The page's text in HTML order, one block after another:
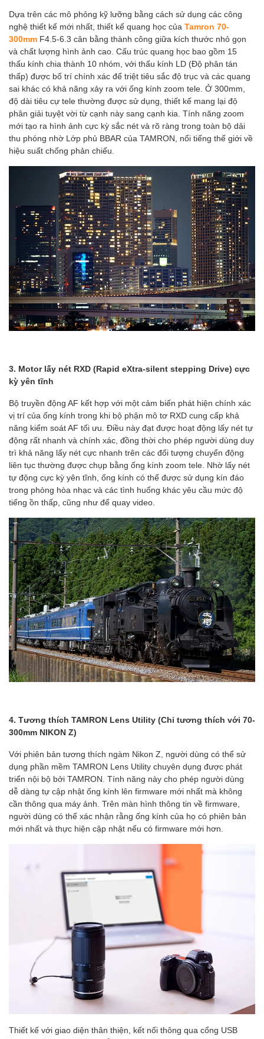
Dựa trên các mô phỏng kỹ lưỡng bằng cách sử dụng các công
nghệ thiết kế mới nhất, thiết kế quang học của Tamron 70-
300mm F4.5-6.3 cân bằng thành công giữa kích thước nhỏ gọn
và chất lượng hình ảnh cao. Cấu trúc quang học bao gồm 15
thấu kính chia thành 10 nhóm, với thấu kính LD (Độ phân tán
thấp) được bố trí chính xác để triệt tiêu sắc độ trục và các quang
sai khác có khả năng xảy ra với ống kính zoom tele. Ở 300mm,
độ dài tiêu cự tele thường được sử dụng, thiết kế mang lại độ
phân giải tuyệt vời từ cạnh này sang cạnh kia. Tính năng zoom
mới tạo ra hình ảnh cực kỳ sắc nét và rõ ràng trong toàn bộ dải
thu phóng nhờ Lớp phủ BBAR của TAMRON, nổi tiếng thế giới về
hiệu suất chống phản chiếu.
3. Motor lấy nét RXD (Rapid eXtra-silent stepping Drive) cực
kỳ yên tĩnh
Bộ truyền động AF kết hợp với một cảm biến phát hiện chính xác
vị trí của ống kính trong khi bộ phận mô tơ RXD cung cấp khả
năng kiểm soát AF tối ưu. Điều này đạt được hoạt động lấy nét tự
động rất nhanh và chính xác, đồng thời cho phép người dùng duy
trì khả năng lấy nét cực nhanh trên các đối tượng chuyển động
liên tục thường được chụp bằng ống kính zoom tele. Nhờ lấy nét
tự động cực kỳ yên tĩnh, ống kính có thể được sử dụng kín đáo
trong phòng hòa nhạc và các tình huống khác yêu cầu mức độ
tiếng ồn thấp, cũng như để quay video.
4. Tương thích TAMRON Lens Utility (Chỉ tương thích với 70-
300mm NIKON Z)
Với phiên bản tương thích ngàm Nikon Z, người dùng có thể sử
dụng phần mềm TAMRON Lens Utility chuyên dụng được phát
triển nội bộ bởi TAMRON. Tính năng này cho phép người dùng
dễ dàng tự cập nhật ống kính lên firmware mới nhất mà không
cần thông qua máy ảnh. Trên màn hình thông tin về firmware,
người dùng có thể xác nhận rằng ống kính của họ có phiên bản
mới nhất và thực hiện cập nhật nếu có firmware mới hơn.
Thiết kế với giao diện thân thiện, kết nối thông qua cổng USB